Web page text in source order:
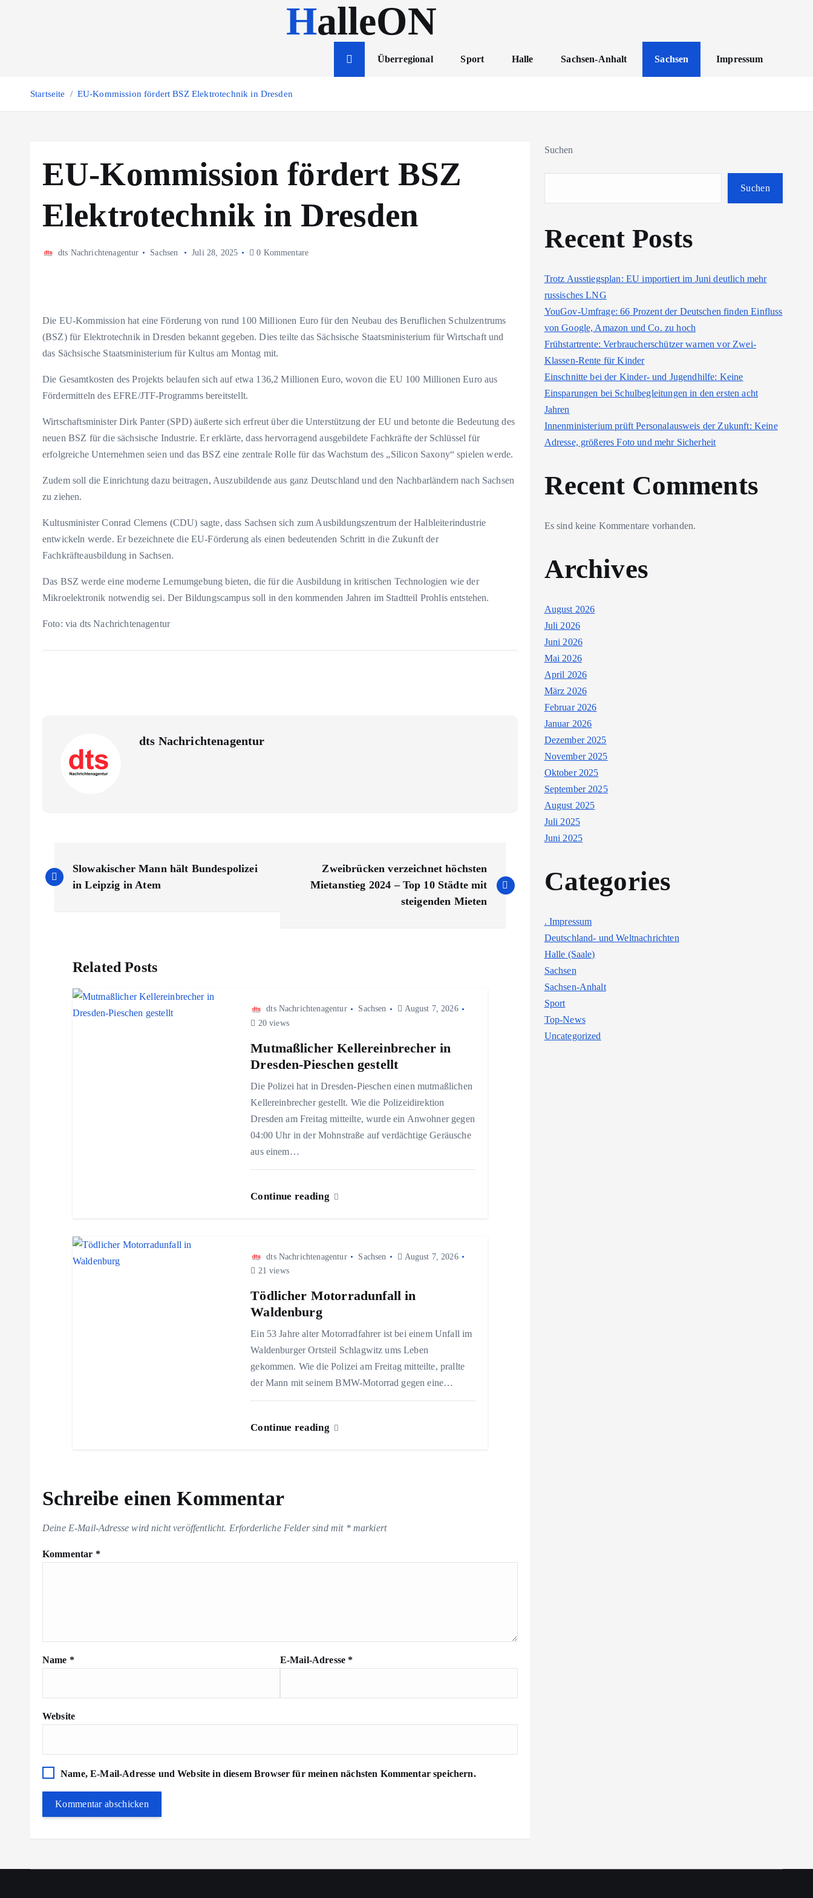
HalleON
Überregional Sport Halle Sachsen-Anhalt Sachsen Impressum
Startseite EU-Kommission fördert BSZ Elektrotechnik in Dresden
EU-Kommission fördert BSZ
Elektrotechnik in Dresden
dts Nachrichtenagentur Sachsen Juli 28, 2025 0 Kommentare
Die EU-Kommission hat eine Förderung von rund 100 Millionen Euro für den Neubau des Beruflichen Schulzentrums
(BSZ) für Elektrotechnik in Dresden bekannt gegeben. Dies teilte das Sächsische Staatsministerium für Wirtschaft und
das Sächsische Staatsministerium für Kultus am Montag mit.
Die Gesamtkosten des Projekts belaufen sich auf etwa 136,2 Millionen Euro, wovon die EU 100 Millionen Euro aus
Fördermitteln des EFRE/JTF-Programms bereitstellt.
Wirtschaftsminister Dirk Panter (SPD) äußerte sich erfreut über die Unterstützung der EU und betonte die Bedeutung des
neuen BSZ für die sächsische Industrie. Er erklärte, dass hervorragend ausgebildete Fachkräfte der Schlüssel für
erfolgreiche Unternehmen seien und das BSZ eine zentrale Rolle für das Wachstum des „Silicon Saxony“ spielen werde.
Zudem soll die Einrichtung dazu beitragen, Auszubildende aus ganz Deutschland und den Nachbarländern nach Sachsen
zu ziehen.
Kultusminister Conrad Clemens (CDU) sagte, dass Sachsen sich zum Ausbildungszentrum der Halbleiterindustrie
entwickeln werde. Er bezeichnete die EU-Förderung als einen bedeutenden Schritt in die Zukunft der
Fachkräfteausbildung in Sachsen.
Das BSZ werde eine moderne Lernumgebung bieten, die für die Ausbildung in kritischen Technologien wie der
Mikroelektronik notwendig sei. Der Bildungscampus soll in den kommenden Jahren im Stadtteil Prohlis entstehen.
Foto: via dts Nachrichtenagentur
dts Nachrichtenagentur
e
Slowakischer Mann hält Bundespolizei
in Leipzig in Atem
Zweibrücken verzeichnet höchsten
Mietanstieg 2024 – Top 10 Städte mit
steigenden Mieten
Related Posts
dts Nachrichtenagentur Sachsen
August 7, 2026
20 views
Mutmaßlicher Kellereinbrecher in
Dresden-Pieschen gestellt
Die Polizei hat in Dresden-Pieschen einen mutmaßlichen
Kellereinbrecher gestellt. Wie die Polizeidirektion
Dresden am Freitag mitteilte, wurde ein Anwohner gegen
04:00 Uhr in der Mohnstraße auf verdächtige Geräusche
aus einem…
Continue reading
dts Nachrichtenagentur Sachsen
August 7, 2026
21 views
Tödlicher Motorradunfall in
Waldenburg
Ein 53 Jahre alter Motorradfahrer ist bei einem Unfall im
Waldenburger Ortsteil Schlagwitz ums Leben
gekommen. Wie die Polizei am Freitag mitteilte, prallte
der Mann mit seinem BMW-Motorrad gegen eine…
Continue reading
Schreibe einen Kommentar
Deine E-Mail-Adresse wird nicht veröffentlicht. Erforderliche Felder sind mit *markiert
Kommentar *
Name * E-Mail-Adresse *
Website
Name, E-Mail-Adresse und Website in diesem Browser für meinen nächsten Kommentar speichern.
Suchen
Suchen
Recent Posts
Trotz Ausstiegsplan: EU importiert im Juni deutlich mehr
russisches LNG
YouGov-Umfrage: 66 Prozent der Deutschen finden Einfluss
von Google, Amazon und Co. zu hoch
Frühstartrente: Verbraucherschützer warnen vor Zwei-
Klassen-Rente für Kinder
Einschnitte bei der Kinder- und Jugendhilfe: Keine
Einsparungen bei Schulbegleitungen in den ersten acht
Jahren
Innenministerium prüft Personalausweis der Zukunft: Keine
Adresse, größeres Foto und mehr Sicherheit
Recent Comments
Es sind keine Kommentare vorhanden.
Archives
August 2026
Juli 2026
Juni 2026
Mai 2026
April 2026
März 2026
Februar 2026
Januar 2026
Dezember 2025
November 2025
Oktober 2025
September 2025
August 2025
Juli 2025
Juni 2025
Categories
. Impressum
Deutschland- und Weltnachrichten
Halle (Saale)
Sachsen
Sachsen-Anhalt
Sport
Top-News
Uncategorized